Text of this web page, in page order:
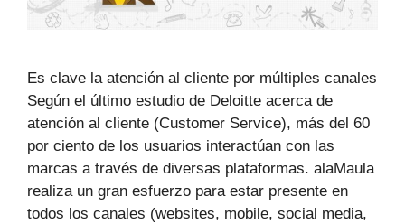
Es clave la atención al cliente por múltiples canales
Según el último estudio de Deloitte acerca de
atención al cliente (Customer Service), más del 60
por ciento de los usuarios interactúan con las
marcas a través de diversas plataformas. alaMaula
realiza un gran esfuerzo para estar presente en
todos los canales (websites, mobile, social media,